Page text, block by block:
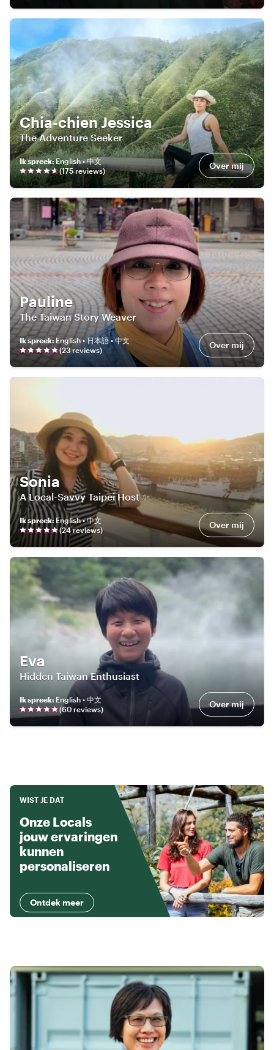
Chia-chien Jessica
The Adventure Seeker
Ik spreek:English • 中文
(175reviews) Over mij
Pauline
The Taiwan Story Weaver
Ik spreek:English • 日本語 • 中文
(23reviews) Over mij
Sonia
A Local-Savvy Taipei Host ✨
Ik spreek: English • 中文
(24reviews) Over mij
Eva
Hidden Taiwan Enthusiast
Ik spreek: English • 中文
(60 reviews) Over mij
WIST JE DAT
Onze Locals
jouw ervaringen
kunnen
personaliseren
Ontdek meer